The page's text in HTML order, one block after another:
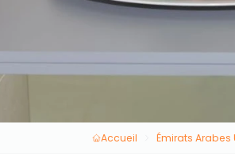
Accueil Émirats Arabes